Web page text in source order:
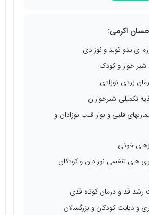
اکرمی:
ای بدو تولد و نوزادی
خوار و کودک
زردی نوزادی
تکمیلی شیرخواران
قلبی و نوار قلب نوزادان و
خونی
های تنفسی نوزادان و کودکان
رشد قد و درمان کوتاه قدی
و دیابت کودکان و بزرگسالان